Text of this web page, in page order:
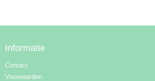
Informatie
Contact
Voorwaarden